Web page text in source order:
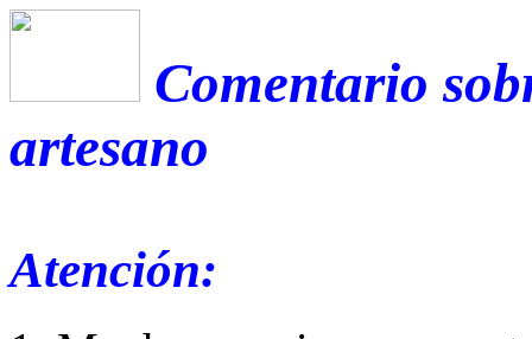
Comentario
artesano
Atención: